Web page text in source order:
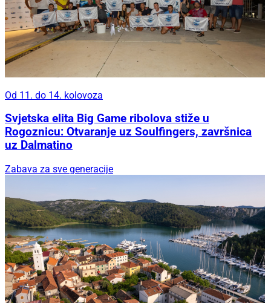
Od 11. do 14. kolovoza
Svjetska elita Big Game ribolova stiže u
Rogoznicu: Otvaranje uz Soulfingers, završnica
uz Dalmatino
Zabava za sve generacije